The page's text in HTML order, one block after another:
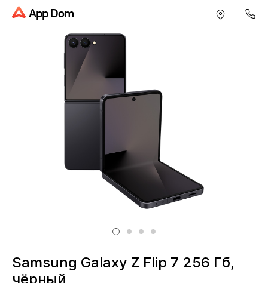
App Dom
Samsung Galaxy Z Flip 7 256 Гб,
чёрный